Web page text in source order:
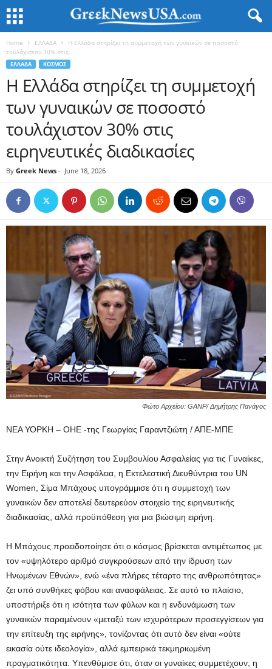
Home ΕΛΛΑΔΑ
Η Ελλάδα στηρίζει τη συμμετοχή των γυναικών σε ποσοστό
τουλάχιστον 30% στις...
ΕΛΛΑΔΑ ΚΟΣΜΟΣ
Η Ελλάδα στηρίζει τη συμμετοχή
των γυναικών σε ποσοστό
τουλάχιστον 30% στις
ειρηνευτικές διαδικασίες
By Greek News - June 18, 2026
Φώτο Αρχείου: GANP/ Δημήτρης Πανάγος
ΝΕΑ ΥΟΡΚΗ – ΟΗΕ -της Γεωργίας Γαραντζιώτη / ΑΠΕ-ΜΠΕ
Στην Ανοικτή Συζήτηση του Συμβουλίου Ασφαλείας για τις Γυναίκες,
την Ειρήνη και την Ασφάλεια, η Εκτελεστική Διευθύντρια του UN
Women, Σίμα Μπάχους υπογράμμισε ότι η συμμετοχή των
γυναικών δεν αποτελεί δευτερεύον στοιχείο της ειρηνευτικής
διαδικασίας, αλλά προϋπόθεση για μια βιώσιμη ειρήνη.
Η Μπάχους προειδοποίησε ότι ο κόσμος βρίσκεται αντιμέτωπος με
τον «υψηλότερο αριθμό συγκρούσεων από την ίδρυση των
Ηνωμένων Εθνών», ενώ «ένα πλήρες τέταρτο της ανθρωπότητας»
ζει υπό συνθήκες φόβου και ανασφάλειας. Σε αυτό το πλαίσιο,
υποστήριξε ότι η ισότητα των φύλων και η ενδυνάμωση των
γυναικών παραμένουν «μεταξύ των ισχυρότερων προσεγγίσεων για
την επίτευξη της ειρήνης», τονίζοντας ότι αυτό δεν είναι «ούτε
εικασία ούτε ιδεολογία», αλλά εμπειρικά τεκμηριωμένη
πραγματικότητα. Υπενθύμισε ότι, όταν οι γυναίκες συμμετέχουν, η